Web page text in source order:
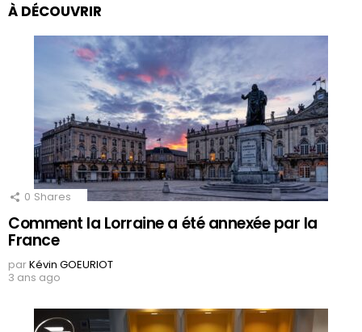
À DÉCOUVRIR
0 Shares
Comment la Lorraine a été annexée par la
France
parKévin GOEURIOT
3 ans ago